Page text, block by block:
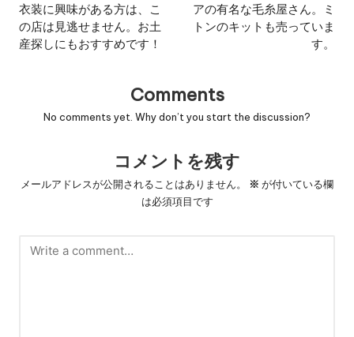
衣装に興味がある方は、こ
の店は見逃せません。お土
産探しにもおすすめです！
アの有名な毛糸屋さん。ミ
トンのキットも売っていま
す。
Comments
No comments yet. Why don’t you start the discussion?
コメントを残す
メールアドレスが公開されることはありません。 ※ が付いている欄
は必須項目です